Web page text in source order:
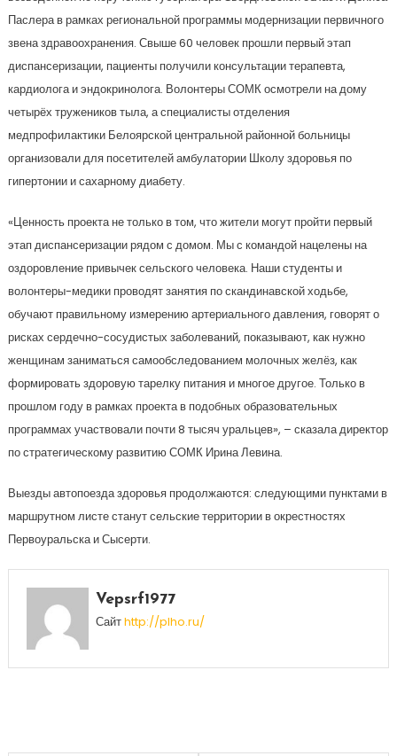
Паслера в рамках региональной программы модернизации первичного
звена здравоохранения. Свыше 60 человек прошли первый этап
диспансеризации, пациенты получили консультации терапевта,
кардиолога и эндокринолога. Волонтеры СОМК осмотрели на дому
четырёх тружеников тыла, а специалисты отделения
медпрофилактики Белоярской центральной районной больницы
организовали для посетителей амбулатории Школу здоровья по
гипертонии и сахарному диабету.
«Ценность проекта не только в том, что жители могут пройти первый
этап диспансеризации рядом с домом. Мы с командой нацелены на
оздоровление привычек сельского человека. Наши студенты и
волонтеры-медики проводят занятия по скандинавской ходьбе,
обучают правильному измерению артериального давления, говорят о
рисках сердечно-сосудистых заболеваний, показывают, как нужно
женщинам заниматься самообследованием молочных желёз, как
формировать здоровую тарелку питания и многое другое. Только в
прошлом году в рамках проекта в подобных образовательных
программах участвовали почти 8 тысяч уральцев», – сказала директор
по стратегическому развитию СОМК Ирина Левина.
Выезды автопоезда здоровья продолжаются: следующими пунктами в
маршрутном листе станут сельские территории в окрестностях
Первоуральска и Сысерти.
Vepsrf1977
Сайтhttp://plho.ru/